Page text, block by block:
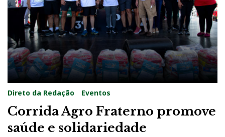
Direto da Redação Eventos
Corrida Agro Fraterno promove
saúde e solidariedade